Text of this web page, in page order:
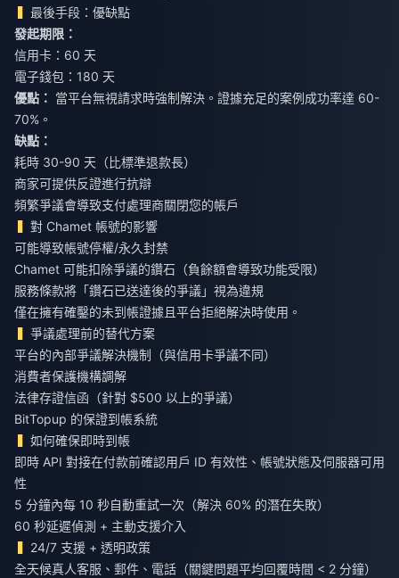
最後手段：優缺點
發起期限：
信用卡：60 天
電子錢包：180 天
優點： 當平台無視請求時強制解決。證據充足的案例成功率達 60-
70%。
缺點：
耗時 30-90 天（比標準退款長）
商家可提供反證進行抗辯
頻繁爭議會導致支付處理商關閉您的帳戶
對 Chamet 帳號的影響
可能導致帳號停權/永久封禁
Chamet 可能扣除爭議的鑽石（負餘額會導致功能受限）
服務條款將「鑽石已送達後的爭議」視為違規
僅在擁有確鑿的未到帳證據且平台拒絕解決時使用。
爭議處理前的替代方案
平台的內部爭議解決機制（與信用卡爭議不同）
消費者保護機構調解
法律存證信函（針對 $500 以上的爭議）
BitTopup 的保證到帳系統
如何確保即時到帳
即時 API 對接在付款前確認用戶 ID 有效性、帳號狀態及伺服器可用
性
5 分鐘內每 10 秒自動重試一次（解決 60% 的潛在失敗）
60 秒延遲偵測 + 主動支援介入
24/7 支援 + 透明政策
全天候真人客服、郵件、電話（關鍵問題平均回覆時間 < 2 分鐘）